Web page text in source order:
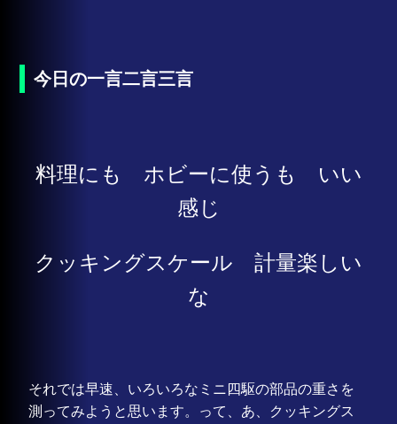
今日の一言二言三言
料理にも ホビーに使うも いい
感じ
クッキングスケール 計量楽しい
な
それでは早速、いろいろなミニ四駆の部品の重さを
測ってみようと思います。って、あ、クッキングス